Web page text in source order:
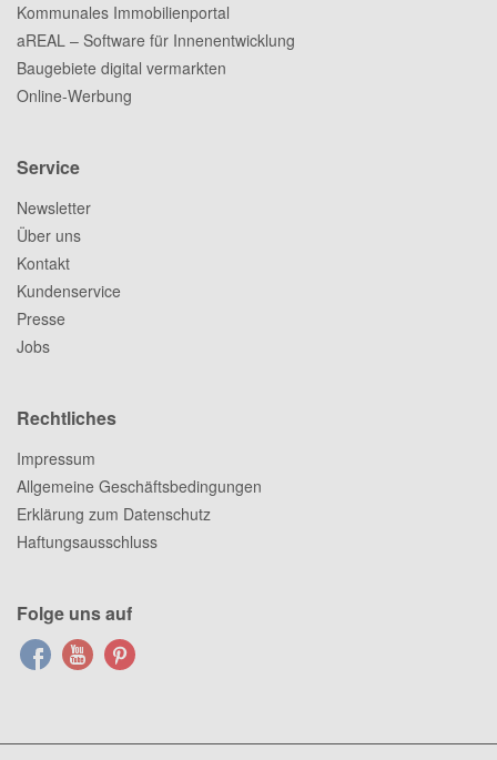
Kommunales Immobilienportal
aREAL – Software für Innenentwicklung
Baugebiete digital vermarkten
Online-Werbung
Service
Newsletter
Über uns
Kontakt
Kundenservice
Presse
Jobs
Rechtliches
Impressum
Allgemeine Geschäftsbedingungen
Erklärung zum Datenschutz
Haftungsausschluss
Folge uns auf